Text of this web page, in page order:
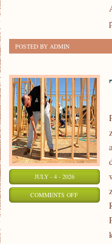
POSTED BY ADMIN
JULY - 4 - 2026
COMMENTS OFFON
TAJEMNICE